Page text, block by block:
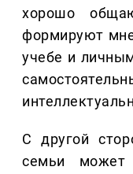
хорошо
формируют
учебе и
С другой
семьи может